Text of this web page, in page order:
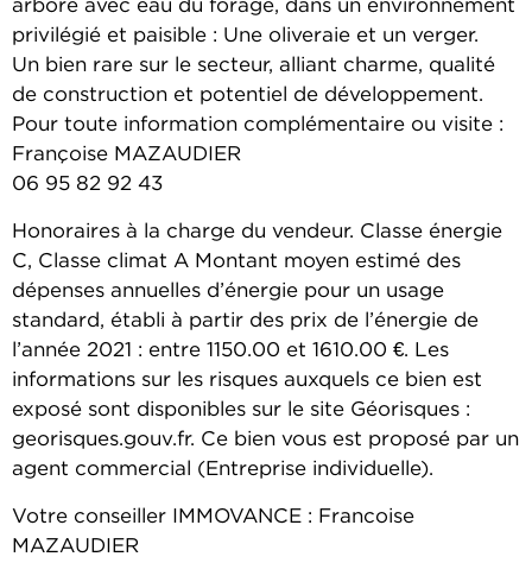
arboré avec eau du forage, dans un environnement
privilégié et paisible : Une oliveraie et un verger.
Un bien rare sur le secteur, alliant charme, qualité
de construction et potentiel de développement.
Pour toute information complémentaire ou visite :
Françoise MAZAUDIER
06 95 82 92 43
Honoraires à la charge du vendeur. Classe énergie
C, Classe climat A Montant moyen estimé des
dépenses annuelles d’énergie pour un usage
standard, établi à partir des prix de l’énergie de
l’année 2021 : entre 1150.00 et 1610.00 €. Les
informations sur les risques auxquels ce bien est
exposé sont disponibles sur le site Géorisques :
georisques.gouv.fr. Ce bien vous est proposé par un
agent commercial (Entreprise individuelle).
Votre conseiller IMMOVANCE : Francoise
MAZAUDIER